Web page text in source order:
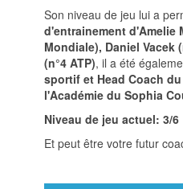
Son niveau de jeu lui a
d'entrainement d'Amelie
Mondiale), Daniel Vacek
(n°4 ATP), il a été
sportif et Head Coach
l'Académie du Sophia
Niveau de jeu actuel: 3/6
Et peut être votre futur